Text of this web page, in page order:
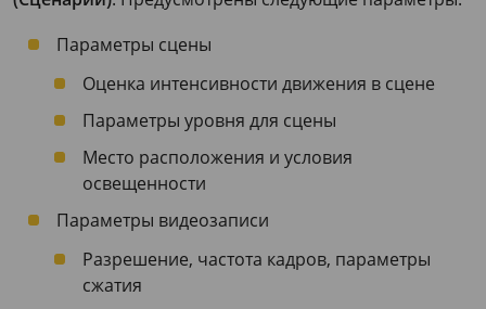
Параметры сцены
Оценка интенсивности движения в сцене
Параметры уровня для сцены
Место расположения и условия
освещенности
Параметры видеозаписи
Разрешение, частота кадров, параметры
сжатия